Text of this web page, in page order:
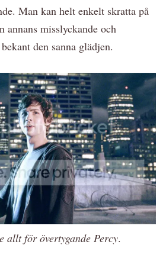
Man kan helt enkelt skratta på
annans misslyckande och
den sanna glädjen.
allt för övertygande Percy.